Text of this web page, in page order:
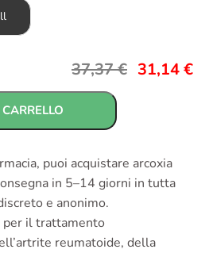
37,37€ 31,14€
puoi acquistare arcoxia
in 5–14 giorni in tutta
e anonimo.
per il trattamento
reumatoide, della